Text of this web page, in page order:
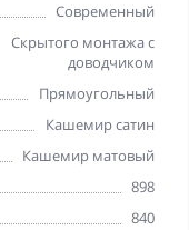
Современный
Скрытого монтажа с
доводчиком
Прямоугольный
Кашемир сатин
Кашемир матовый
898
840